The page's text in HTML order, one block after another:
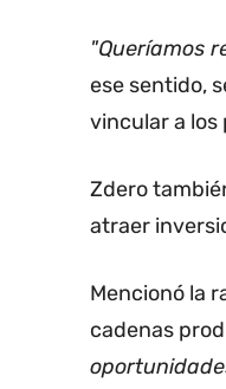
"Queríamos
ese sentido,
vincular a
Zdero
atraer
Mencionó la
cadenas